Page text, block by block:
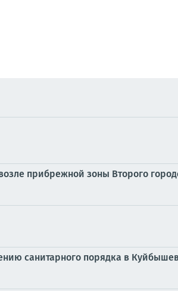
прибрежной зоны Второго
санитарного порядка в